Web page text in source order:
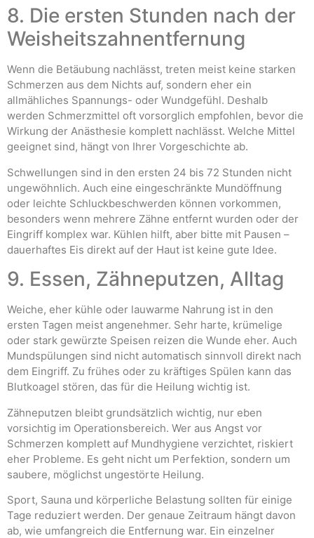
8. Die ersten Stunden nach der
Weisheitszahnentfernung
Wenn die Betäubung nachlässt, treten meist keine starken
Schmerzen aus dem Nichts auf, sondern eher ein
allmähliches Spannungs- oder Wundgefühl. Deshalb
werden Schmerzmittel oft vorsorglich empfohlen, bevor die
Wirkung der Anästhesie komplett nachlässt. Welche Mittel
geeignet sind, hängt von Ihrer Vorgeschichte ab.
Schwellungen sind in den ersten 24 bis 72 Stunden nicht
ungewöhnlich. Auch eine eingeschränkte Mundöffnung
oder leichte Schluckbeschwerden können vorkommen,
besonders wenn mehrere Zähne entfernt wurden oder der
Eingriff komplex war. Kühlen hilft, aber bitte mit Pausen –
dauerhaftes Eis direkt auf der Haut ist keine gute Idee.
9. Essen, Zähneputzen, Alltag
Weiche, eher kühle oder lauwarme Nahrung ist in den
ersten Tagen meist angenehmer. Sehr harte, krümelige
oder stark gewürzte Speisen reizen die Wunde eher. Auch
Mundspülungen sind nicht automatisch sinnvoll direkt nach
dem Eingriff. Zu frühes oder zu kräftiges Spülen kann das
Blutkoagel stören, das für die Heilung wichtig ist.
Zähneputzen bleibt grundsätzlich wichtig, nur eben
vorsichtig im Operationsbereich. Wer aus Angst vor
Schmerzen komplett auf Mundhygiene verzichtet, riskiert
eher Probleme. Es geht nicht um Perfektion, sondern um
saubere, möglichst ungestörte Heilung.
Sport, Sauna und körperliche Belastung sollten für einige
Tage reduziert werden. Der genaue Zeitraum hängt davon
ab, wie umfangreich die Entfernung war. Ein einzelner